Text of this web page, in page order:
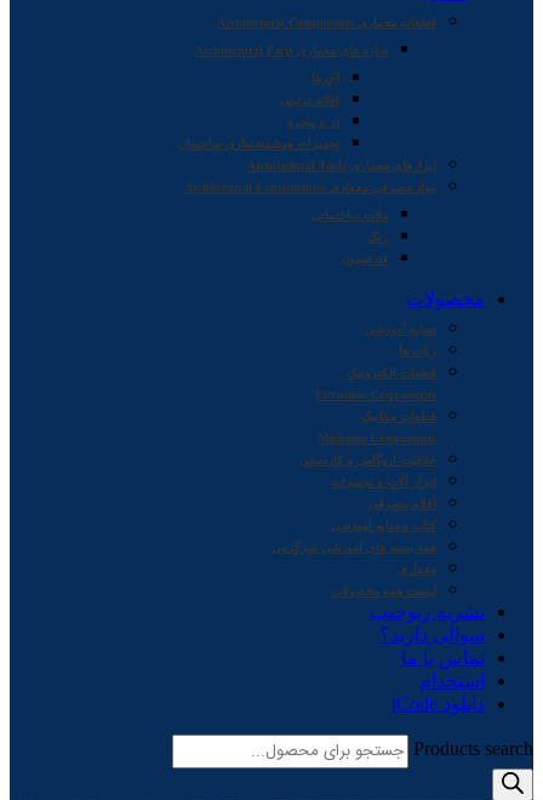
قطعات معماری Architectural Components
سازه های معماری Architectural Parts
آجرها
اقلام تزئینی
در و پنجره
تجهیزات هوشمندسازی ساختمان
ابزارهای معماری Architectural Tools
مواد مصرفی معماری Architectural Consumables
ملات ساختمانی
رنگ
فنداسیون
محصولات
صنایع آموزشی
ربات ها
قطعات الکترونیک
Electronic Components
قطعات مکانیک
Mechanic Components
خلاقیت اریگامی و کاردستی
ابزار آلات و تجهیزات
اقلام مصرفی
کتاب و منابع آموزشی
همه بسته های آموزشی-سرگرمی
معماری
لیست همه محصولات
نشریه ربوچیپ
سوالی دارید؟
تماس با ما
استخدام
دانلود iCode
Products search